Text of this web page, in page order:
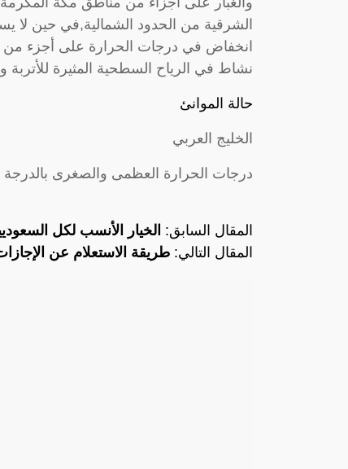
الشرقية من الحدود الشمالية,في حين لا
انخفاض في درجات الحرارة على أجزء من
نشاط في الرياح السطحية المثيرة للأتربة
حالة الموانئ
الخليج العربي
درجات الحرارة العظمى والصغرى بالدرجة
المقال السابق: الخيار الأنسب لكل
المقال التالي: طريقة الاستعلام عن